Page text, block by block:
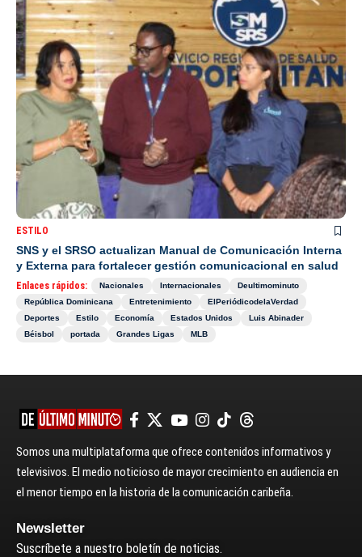
ESTILO
SNS y el SRSO actualizan Manual de Comunicación Interna
y Externa para fortalecer gestión comunicacional en salud
Enlaces rápidos: Nacionales Internacionales
Deultimominuto
República Dominicana
Entretenimiento
ElPeriódicodelaVerdad
Deportes
Estilo Economía Estados Unidos
Luis Abinader
Béisbol
portada Grandes Ligas MLB
Somos una multiplataforma que ofrece contenidos informativos y
televisivos. El medio noticioso de mayor crecimiento en audiencia en
el menor tiempo en la historia de la comunicación caribeña.
Newsletter
Suscríbete a nuestro boletín de noticias.